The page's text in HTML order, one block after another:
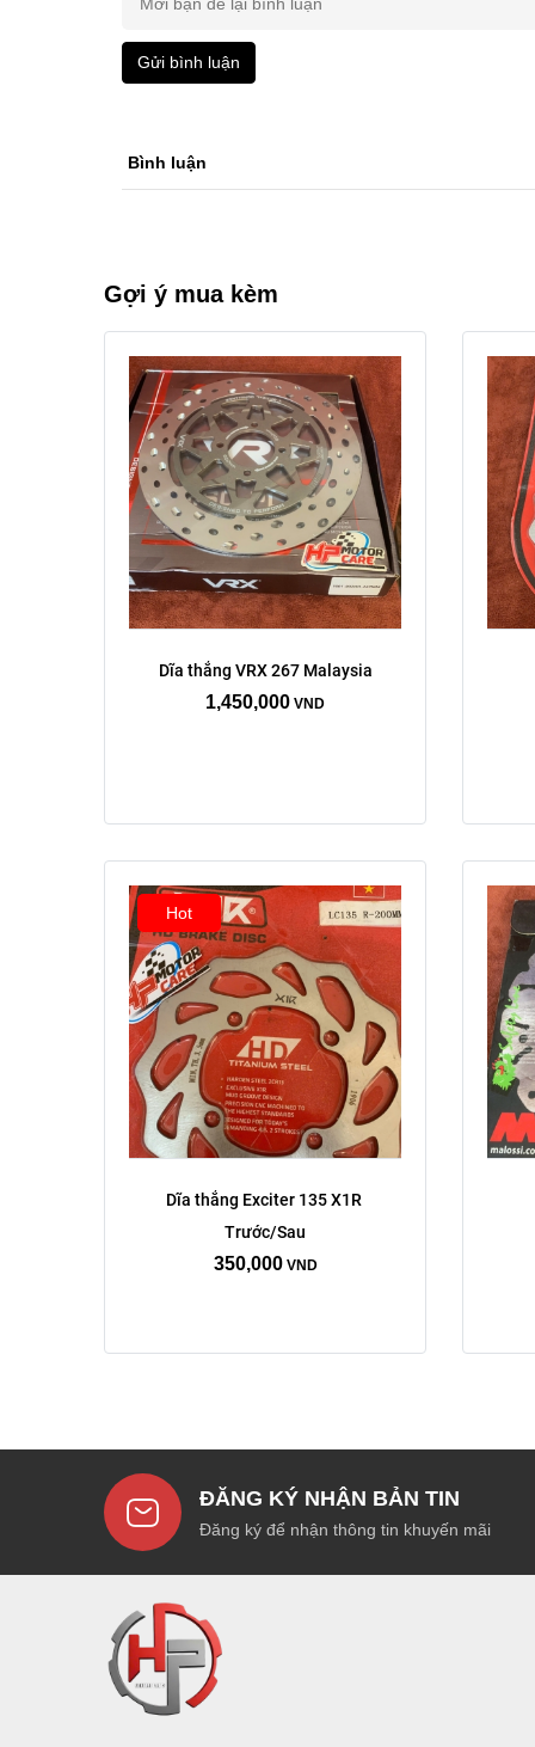
Gửi bình luận
Bình luận
Gợi ý mua kèm
Dĩa thắng VRX 267 Malaysia
1,450,000 VND
Hot
Trước Sau:
Trước
Sau
Dĩa thắng Exciter 135 X1R
Trước/Sau
350,000 VND
ĐĂNG KÝ NHẬN BẢN TIN
Đăng ký để nhận thông tin khuyến mãi